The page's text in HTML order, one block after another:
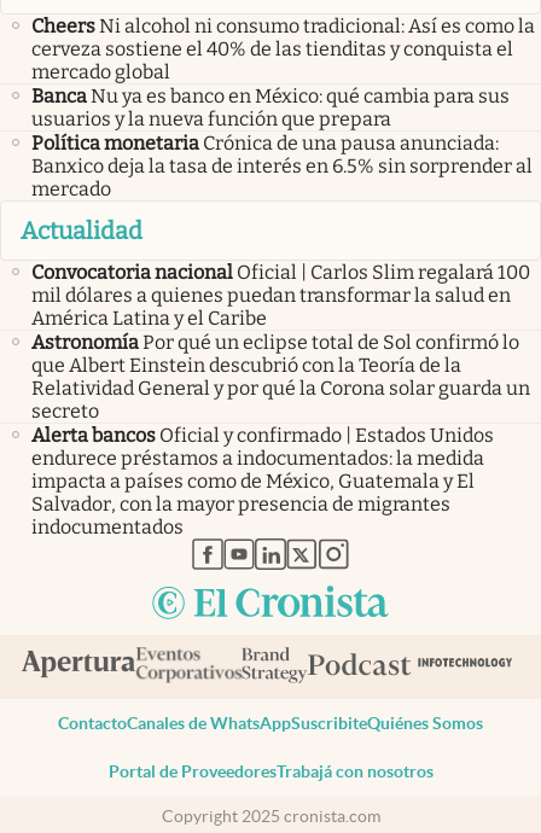
CheersNi alcohol ni consumo tradicional: Así es como la
cerveza sostiene el 40% de las tienditas y conquista el
mercado global
BancaNu ya es banco en México: qué cambia para sus
usuarios y la nueva función que prepara
Política monetaria Crónica de una pausa anunciada:
Banxico deja la tasa de interés en 6.5% sin sorprender al
mercado
Actualidad
Convocatoria nacional Oficial | Carlos Slim regalará 100
mil dólares a quienes puedan transformar la salud en
América Latina y el Caribe
AstronomíaPor qué un eclipse total de Sol confirmó lo
que Albert Einstein descubrió con la Teoría de la
Relatividad General y por qué la Corona solar guarda un
secreto
Alerta bancos Oficial y confirmado | Estados Unidos
endurece préstamos a indocumentados: la medida
impacta a países como de México, Guatemala y El
Salvador, con la mayor presencia de migrantes
indocumentados
abre en nueva pestaña
abre en nueva pestaña
abre en nueva pestaña
abre en nueva pestaña
abre en nueva pestaña
ContactoCanales de WhatsAppSuscribiteQuiénes Somos
Portal de ProveedoresTrabajá con nosotros
Copyright 2025 cronista.com